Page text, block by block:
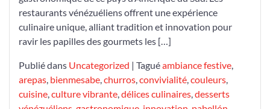
restaurants vénézuéliens offrent une expérience
culinaire unique, alliant tradition et innovation pour
ravir les papilles des gourmets les […]
Publié dans Uncategorized | Taguéambiance festive
arepas bienmesabe churros convivialité couleurs
cuisine culture vibrante délices culinaires desserts